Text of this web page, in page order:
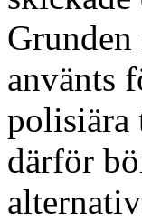
Grunden
använts
polisiära
därför